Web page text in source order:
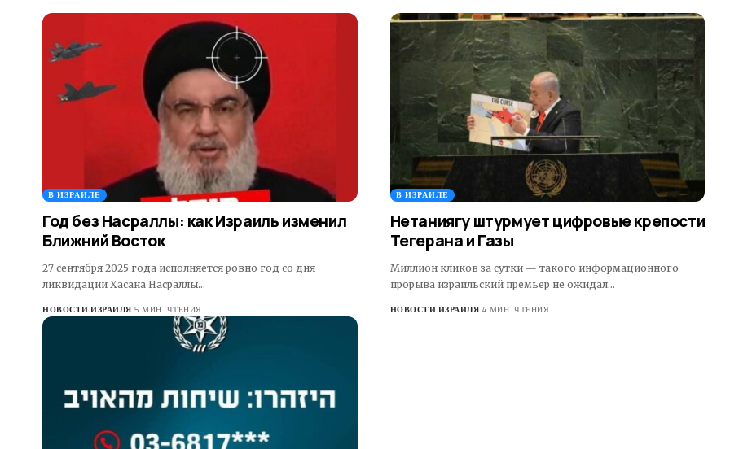
В ИЗРАИЛЕ
Год без Насраллы: как Израиль изменил
Ближний Восток
27 сентября 2025 года исполняется ровно год со дня
ликвидации Хасана Насраллы…
НОВОСТИ ИЗРАИЛЯ 5 МИН. ЧТЕНИЯ
В ИЗРАИЛЕ
Нетаниягу штурмует цифровые крепости
Тегерана и Газы
Миллион кликов за сутки — такого информационного
прорыва израильский премьер не ожидал…
НОВОСТИ ИЗРАИЛЯ 4 МИН. ЧТЕНИЯ